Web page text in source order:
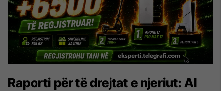
Raporti për të drejtat e njeriut: AI